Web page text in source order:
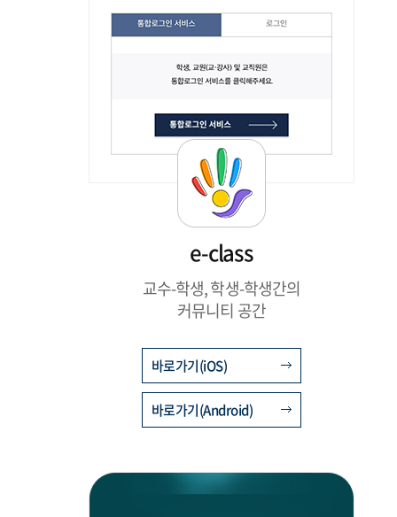
e-class
교수-학생, 학생-학생간의
커뮤니티 공간
바로가기(iOS)
바로가기(Android)